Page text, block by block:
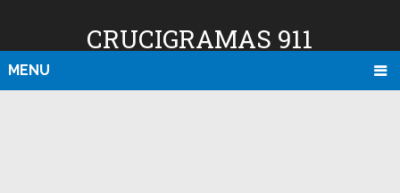
CRUCIGRAMAS 911
MENU